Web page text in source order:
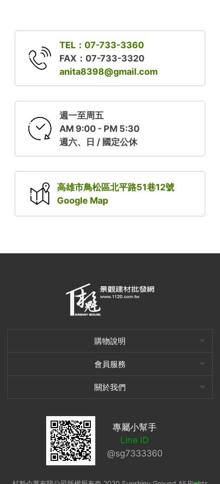
TEL：07-733-3360
FAX：07-733-3320
anita8398@gmail.com
週一至周五
AM 9:00 - PM 5:30
週六、日 / 國定公休
高雄市鳥松區北平路51巷12號
Google Map
購物說明
會員服務
關於我們
專屬小幫手
Line ID
@sg7333360